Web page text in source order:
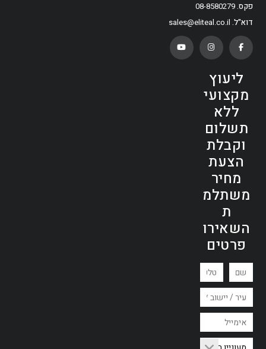
פקס 08-8580279
דוא"ל sales@eliteal.co.il
ליעוץ
מקצועי
ללא
תשלום
וקבלת
הצעת
מחיר
משתלמ
ת
השאירו
פרטים